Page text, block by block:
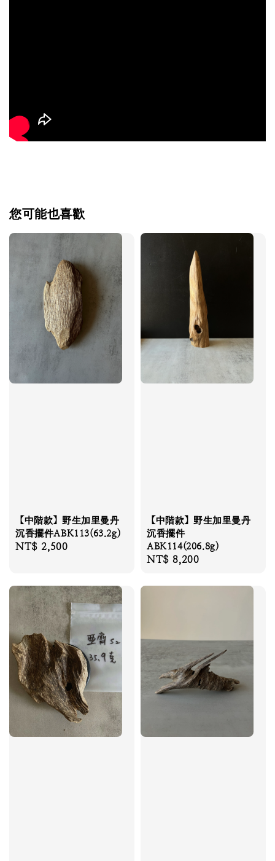
您可能也喜歡
【中階款】野生加里曼丹
沉香擺件ABK113(63.2g)
Regular
NT$ 2,500
【中階款】野生加里曼丹
沉香擺件
ABK114(206.8g)
Regular
NT$ 8,200